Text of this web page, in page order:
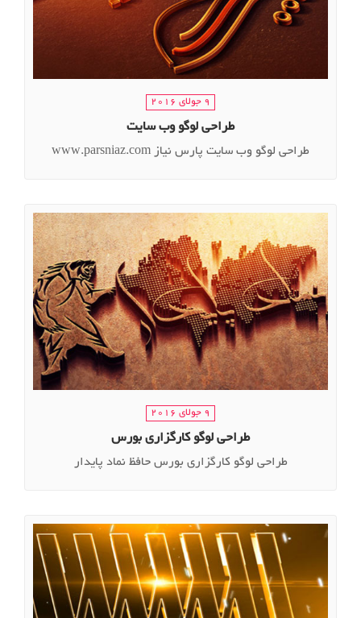
9 جولای 2016
طراحی لوگو وب سایت
طراحی لوگو وب سایت پارس نیاز www.parsniaz.com
9 جولای 2016
طراحی لوگو کارگزاری بورس
طراحی لوگو کارگزاری بورس حافظ نماد پایدار